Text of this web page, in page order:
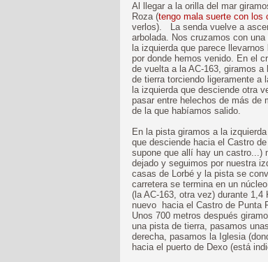
Al llegar a la orilla del mar
Roza (tengo mala suerte con los
verlos). La senda vuelve a
arbolada. Nos cruzamos con
la izquierda que parece
por donde hemos venido. En el
de vuelta a la AC-163, giramos
de tierra torciendo ligeramente a
la izquierda que desciende otra
pasar entre helechos de más de
de la que habíamos salido.
En la pista giramos a la
que desciende hacia el Castro
supone que allí hay un castro...)
dejado y seguimos por nuestra
casas de Lorbé y la pista se
carretera se termina en un
(la AC-163, otra vez) durante
nuevo hacia el Castro de Punta
Unos 700 metros después
una pista de tierra, pasamos
derecha, pasamos la Iglesia
hacia el puerto de Dexo (está